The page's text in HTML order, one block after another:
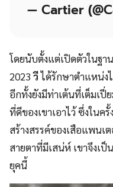
— Cartier
โดยนับตั้งแต่เปิดตัวในฐ
2023วีได้รักษาตำแหน่ง
อีกทั้งยังมีท่าเต้นที่เต็มเ
ที่ดีของเขาเอาไว้ ซึ่งใน
สร้างสรรค์ของเสือแพน
สายตาที่มีเสน่ห์ เขาจึงเ
ยุคนี้